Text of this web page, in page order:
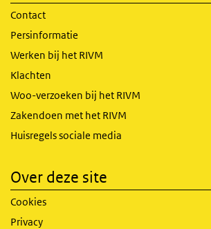
Contact
Persinformatie
Werken bij het RIVM
Klachten
Woo-verzoeken bij het RIVM
Zakendoen met het RIVM
Huisregels sociale media
Over deze site
Cookies
Privacy